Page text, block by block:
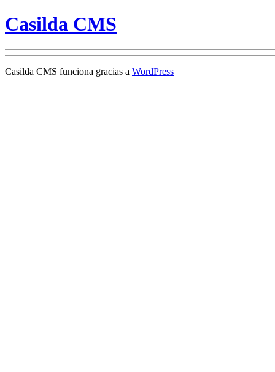
Casilda CMS
Casilda CMS funciona gracias a WordPress